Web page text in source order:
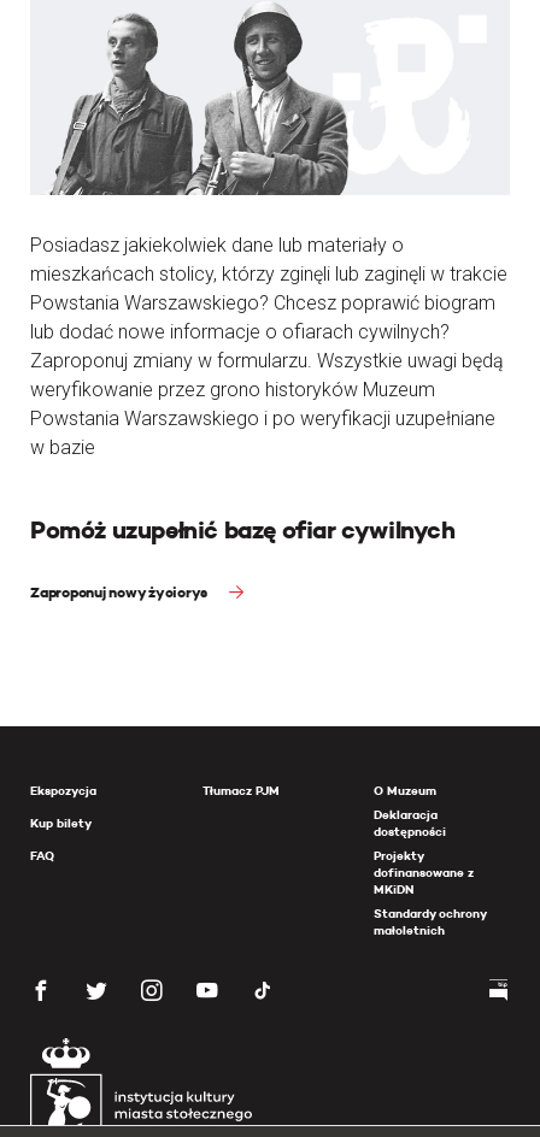
Posiadasz jakiekolwiek dane lub materiały o
mieszkańcach stolicy, którzy zginęli lub zaginęli w trakcie
Powstania Warszawskiego? Chcesz poprawić biogram
lub dodać nowe informacje o ofiarach cywilnych?
Zaproponuj zmiany w formularzu. Wszystkie uwagi będą
weryfikowanie przez grono historyków Muzeum
Powstania Warszawskiego i po weryfikacji uzupełniane
w bazie
Pomóż uzupełnić bazę ofiar cywilnych
Zaproponuj nowy życiorys
Ekspozycja
Kup bilety
FAQ
Tłumacz PJM
O Muzeum
Deklaracja
dostępności
Projekty
dofinansowane z
MKiDN
Standardy ochrony
małoletnich